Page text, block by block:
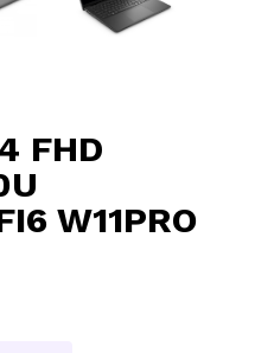
FHD
W11PRO